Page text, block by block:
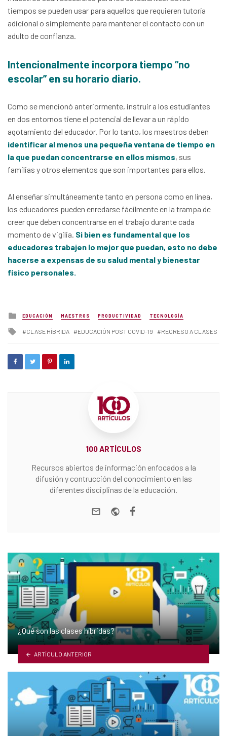
tiempos se pueden usar para aquellos que requieren tutoría
adicional o simplemente para mantener el contacto con un
adulto de confianza.
Intencionalmente incorpora tiempo “no
escolar” en su horario diario.
Como se mencionó anteriormente, instruir a los estudiantes
en dos entornos tiene el potencial de llevar a un rápido
agotamiento del educador. Por lo tanto, los maestros deben
identificar al menos una pequeña ventana de tiempo en
la que puedan concentrarse en ellos mismos, sus
familias y otros elementos que son importantes para ellos.
Al enseñar simultáneamente tanto en persona como en línea,
los educadores pueden enredarse fácilmente en la trampa de
creer que deben concentrarse en el trabajo durante cada
momento de vigilia. Si bien es fundamental que los
educadores trabajen lo mejor que puedan, esto no debe
hacerse a expensas de su salud mental y bienestar
físico personales.
Posted
in
EDUCACIÓN MAESTROS PRODUCTIVIDAD TECNOLOGÍA
Tagged
CLASE HÍBRIDA EDUCACIÓN POST COVID-19 REGRESO A CLASES
100 ARTÍCULOS
Recursos abiertos de información enfocados a la
difusión y contrucción del conocimiento en las
diferentes disciplinas de la educación.
e-mail Website
¿Qué son las clases híbridas?
ARTÍCULO ANTERIOR